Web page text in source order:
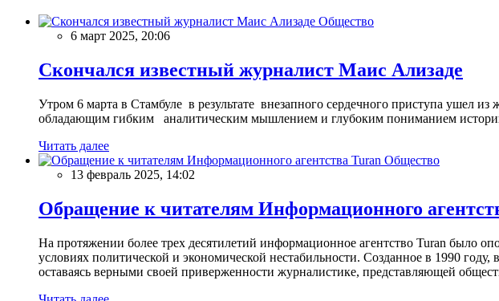
Общество
6 март 2025, 20:06
Скончался известный журналист Маис Ализаде
Утром 6 марта в Стамбуле в результате внезапного сердечного приступа
обладающим гибким аналитическим мышлением и глубоким пониманием
Читать далее
Общество
13 февраль 2025, 14:02
Обращение к читателям Информационного
На протяжении более трех десятилетий информационное агентство Turan было
условиях политической и экономической нестабильности. Созданное в 1990
оставаясь верными своей приверженности журналистике, представляющей